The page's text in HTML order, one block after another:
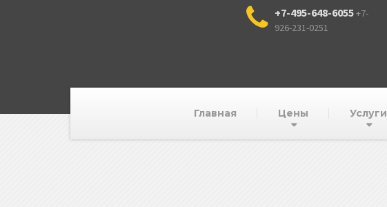
+7-495-648-6055+7-
926-231-0251
Главная Цены Услуги